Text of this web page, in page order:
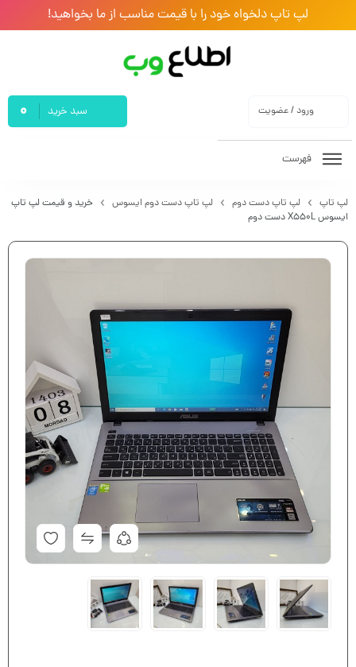
لپ تاپ دلخواه خود را با قیمت مناسب از ما بخواهید!
ورود / عضویت سبد خرید 0
فهرست
لپ تاپ لپ تاپ دست دوم لپ تاپ دست دوم ایسوس
خرید و قیمت لپ تاپ
ایسوس X550L دست دوم